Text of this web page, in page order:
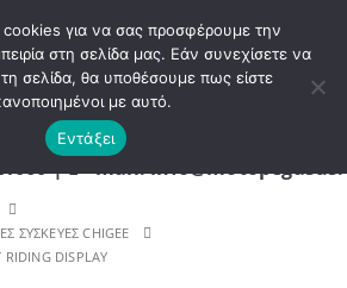
ΚΑΛΩΣ ΗΡΘΑΤΕ ΣΤΟ E-SHOP ΜΟΤΟ ΠΗΓΑΣΟΣ !
info@motopegasus.com |
ΣΥΣΚΕΥΕΣ CHIGEE
RIDING DISPLAY
cookies για να σας προσφέρουμε την
στη σελίδα μας. Εάν συνεχίσετε να
τη σελίδα, θα υποθέσουμε πως είστε
με αυτό.
Εντάξει